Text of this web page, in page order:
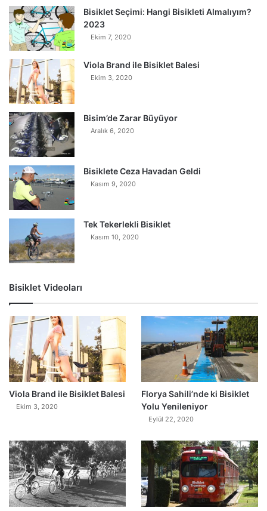
Bisiklet Seçimi: Hangi Bisikleti Almalıyım?
2023
Ekim 7, 2020
Viola Brand ile Bisiklet Balesi
Ekim 3, 2020
Bisim’de Zarar Büyüyor
Aralık 6, 2020
Bisiklete Ceza Havadan Geldi
Kasım 9, 2020
Tek Tekerlekli Bisiklet
Kasım 10, 2020
Bisiklet Videoları
Viola Brand ile Bisiklet Balesi
Ekim 3, 2020
0
Florya Sahili’nde ki Bisiklet
Yolu Yenileniyor
Eylül 22, 2020